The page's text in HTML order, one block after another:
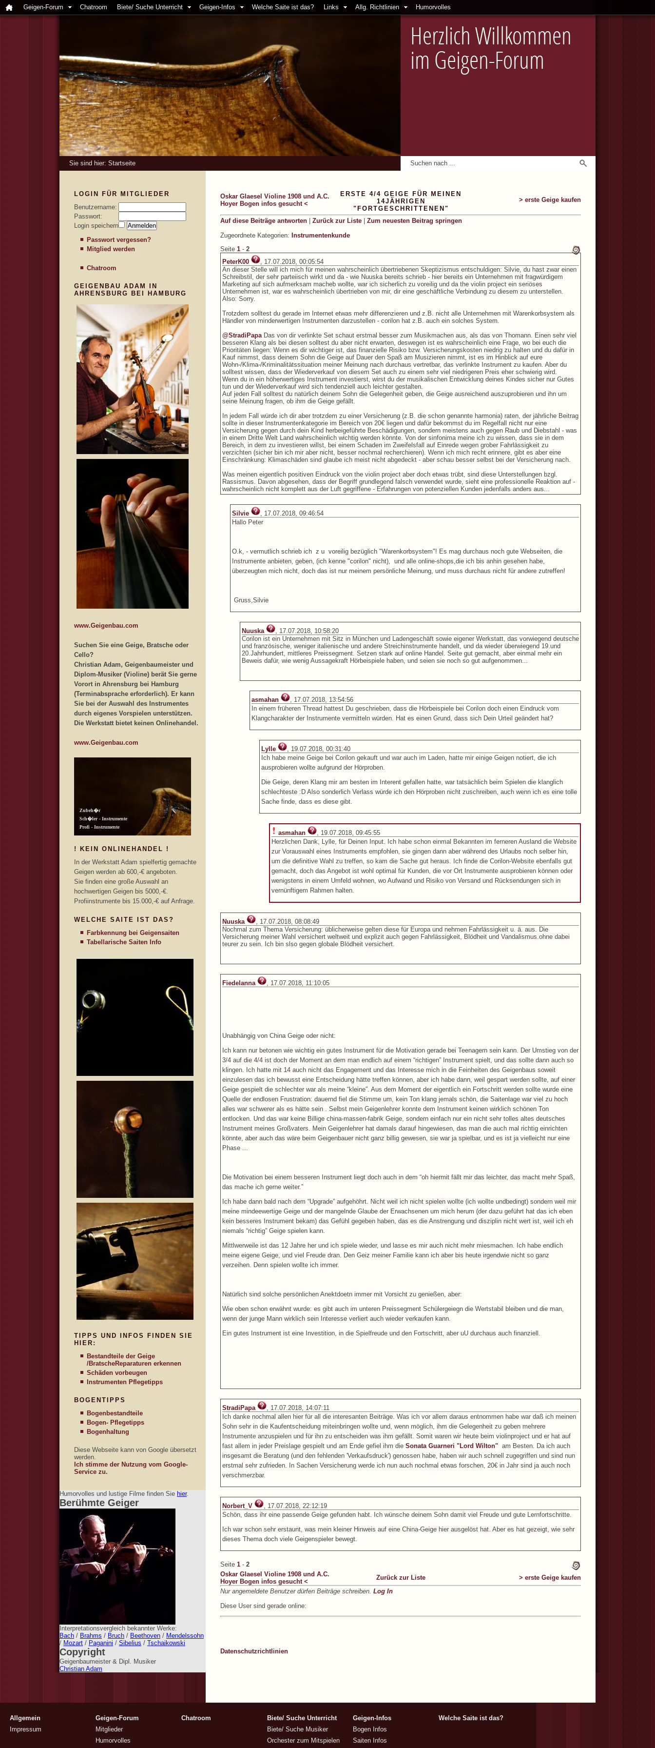
Geigen-Forum Chatroom Biete/ Suche Unterricht Geigen-Infos Welche Saite ist das? Links Allg. Richtlinien Humorvolles
Herzlich Willkommen
im Geigen-Forum
Sie sind hier: Startseite
Oskar Glaesel Violine 1908 und A.C.
Hoyer Bogen infos gesucht <
ERSTE 4/4 GEIGE FÜR MEINEN
14JÄHRIGEN
"FORTGESCHRITTENEN"
> erste Geige kaufen
Auf diese Beiträge antworten Zurück zur Liste
Zum neuesten Beitrag springen
Zugeordnete Kategorien: Instrumentenkunde
Seite 1 - 2
PeterK00
, 17.07.2018, 00:05:54
An dieser Stelle will ich mich für meinen wahrscheinlich übertriebenen Skeptizismus entschuldigen: Silvie, du hast zwar einen
Schreibstil, der sehr parteiisch wirkt und da - wie Nuuska bereits schrieb - hier bereits ein Unternehmen mit fragwürdigem
Marketing auf sich aufmerksam macheb wollte, war ich sicherlich zu voreilig und da the violin project ein seriöses
Unternehmen ist, war es wahrscheinlich übertrieben von mir, dir eine geschäftliche Verbindung zu diesem zu unterstellen.
Also: Sorry.
Trotzdem solltest du gerade im Internet etwas mehr differenzieren und z.B. nicht alle Unternehmen mit Warenkorbsystem als
Händler von minderwertigen Instrumenten darzustellen - corilon hat z.B. auch ein solches System.
@StradiPapaDas von dir verlinkte Set schaut erstmal besser zum Musikmachen aus, als das von Thomann. Einen sehr viel
besseren Klang als bei diesen solltest du aber nicht erwarten, deswegen ist es wahrscheinlich eine Frage, wo bei euch die
Prioritäten liegen: Wenn es dir wichtiger ist, das finanzielle Risiko bzw. Versicherungskosten niedrig zu halten und du dafür in
Kauf nimmst, dass deinem Sohn die Geige auf Dauer den Spaß am Musizieren nimmt, ist es im Hinblick auf eure
Wohn-/Klima-/Kriminalitätssituation meiner Meinung nach durchaus vertretbar, das verlinkte Instrument zu kaufen. Aber du
solltest wissen, dass der Wiederverkauf von diesem Set auch zu einem sehr viel niedrigeren Preis eher schwierig wird.
Wenn du in ein höherwertiges Instrument investierst, wirst du der musikalischen Entwicklung deines Kindes sicher nur Gutes
tun und der Wiederverkauf wird sich tendenziell auch leichter gestalten.
Auf jeden Fall solltest du natürlich deinem Sohn die Gelegenheit geben, die Geige ausreichend auszuprobieren und ihn um
seine Meinung fragen, ob ihm die Geige gefällt.
In jedem Fall würde ich dir aber trotzdem zu einer Versicherung (z.B. die schon genannte harmonia) raten, der jährliche Beitrag
sollte in dieser Instrumentenkategorie im Bereich von 20€ liegen und dafür bekommst du im Regelfall nicht nur eine
Versicherung gegen durch dein Kind herbeigeführte Beschädigungen, sondern meistens auch gegen Raub und Diebstahl - was
in einem Dritte Welt Land wahrscheinlich wichtig werden könnte. Von der sinfonima meine ich zu wissen, dass sie in dem
Bereich, in dem zu investieren willst, bei einem Schaden im Zweifelsfall auf Einrede wegen grober Fahrlässigkeit zu
verzichten (sicher bin ich mir aber nicht, besser nochmal recherchieren). Wenn ich mich recht erinnere, gibt es aber eine
Einschränkung: Klimaschäden sind glaube ich meist nicht abgedeckt - aber schau besser selbst bei der Versicherung nach.
Was meinen eigentlich positiven Eindruck von the violin project aber doch etwas trübt, sind diese Unterstellungen bzgl.
Rassismus. Davon abgesehen, dass der Begriff grundlegend falsch verwendet wurde, sieht eine professionelle Reaktion auf -
wahrscheinlich nicht komplett aus der Luft gegriffene - Erfahrungen von potenziellen Kunden jedenfalls anders aus...
Silvie
, 17.07.2018, 09:46:54
Hallo Peter
O.k, - vermutlich schrieb ich z u voreilig bezüglich "Warenkorbsystem"! Es mag durchaus noch gute Webseiten, die
Instrumente anbieten, geben, (ich kenne "corilon" nicht), und alle online-shops,die ich bis anhin gesehen habe,
überzeugten mich nicht, doch das ist nur meinem persönliche Meinung, und muss durchaus nicht für andere zutreffen!
Gruss,Silvie
Nuuska
, 17.07.2018, 10:58:20
Corilon ist ein Unternehmen mit Sitz in München und Ladengeschäft sowie eigener Werkstatt, das vorwiegend deutsche
und französische, weniger italienische und andere Streichinstrumente handelt, und da wieder überwiegend 19.und
20.Jahrhundert, mittleres Preissegment. Setzen stark auf online Handel. Seite gut gemacht, aber einmal mehr ein
Beweis dafür, wie wenig Aussagekraft Hörbeispiele haben, und seien sie noch so gut aufgenommen...
asmahan
, 17.07.2018, 13:54:56
In einem früheren Thread hattest Du geschrieben, dass die Hörbeispiele bei Corilon doch einen Eindruck vom
Klangcharakter der Instrumente vermitteln würden. Hat es einen Grund, dass sich Dein Urteil geändert hat?
Lylle
, 19.07.2018, 00:31:40
Ich habe meine Geige bei Corilon gekauft und war auch im Laden, hatte mir einige Geigen notiert, die ich
ausprobieren wollte aufgrund der Hörproben.
Die Geige, deren Klang mir am besten im Interent gefallen hatte, war tatsächlich beim Spielen die klanglich
schlechteste :D Also sonderlich Verlass würde ich den Hörproben nicht zuschreiben, auch wenn ich es eine tolle
Sache finde, dass es diese gibt.
asmahan
, 19.07.2018, 09:45:55
Herzlichen Dank, Lylle, für Deinen Input. Ich habe schon einmal Bekannten im ferneren Ausland die Website
zur Vorauswahl eines Instruments empfohlen, sie gingen dann aber während des Urlaubs noch selber hin,
um die definitive Wahl zu treffen, so kam die Sache gut heraus. Ich finde die Corilon-Website ebenfalls gut
gemacht, doch das Angebot ist wohl optimal für Kunden, die vor Ort Instrumente ausprobieren können oder
wenigstens in einem Umfeld wohnen, wo Aufwand und Risiko von Versand und Rücksendungen sich in
vernünftigem Rahmen halten.
Nuuska
, 17.07.2018, 08:08:49
Nochmal zum Thema Versicherung: üblicherweise gelten diese für Europa und nehmen Fahrlässigkeit u. ä. aus. Die
Versicherung meiner Wahl versichert weltweit und explizit auch gegen Fahrlässigkeit, Blödheit und Vandalismus.ohne dabei
teurer zu sein. Ich bin slso gegen globale Blödheit versichert.
Fiedelanna , 17.07.2018, 11:10:05
Unabhängig von China Geige oder nicht:
Ich kann nur betonen wie wichtig ein gutes Instrument für die Motivation gerade bei Teenagern sein kann. Der Umstieg von der
3/4 auf die 4/4 ist doch der Moment an dem man endlich auf einem “richtigen” Instrument spielt, und das sollte dann auch so
klingen. Ich hatte mit 14 auch nicht das Engagement und das Interesse mich in die Feinheiten des Geigenbaus soweit
einzulesen das ich bewusst eine Entscheidung hätte treffen können, aber ich habe dann, weil gespart werden sollte, auf einer
Geige gespielt die schlechter war als meine “kleine”. Aus dem Moment der eigentlich ein Fortschritt werden sollte wurde eine
Quelle der endlosen Frustration: dauernd fiel die Stimme um, kein Ton klang jemals schön, die Saitenlage war viel zu hoch
alles war schwerer als es hätte sein . Selbst mein Geigenlehrer konnte dem Instrument keinen wirklich schönen Ton
entlocken. Und das war keine Billige china-massen-fabrik Geige, sondern einfach nur ein nicht sehr tolles altes deutsches
Instrument meines Großvaters. Mein Geigenlehrer hat damals darauf hingewiesen, das man die auch mal richtig einrichten
könnte, aber auch das wäre beim Geigenbauer nicht ganz billig gewesen, sie war ja spielbar, und es ist ja vielleicht nur eine
Phase ...
Die Motivation bei einem besseren Instrument liegt doch auch in dem “oh hiermit fällt mir das leichter, das macht mehr Spaß,
das mache ich gerne weiter.”
Ich habe dann bald nach dem “Upgrade” aufgehöhrt. Nicht weil ich nicht spielen wollte (ich wollte undbedingt) sondern weil mir
meine mindeewertige Geige und der mangelnde Glaube der Erwachsenen um mich herum (der dazu geführt hat das ich eben
kein besseres Instrument bekam) das Gefühl gegeben haben, das es die Anstrengung und disziplin nicht wert ist, weil ich eh
niemals “richtig” Geige spielen kann.
Mittlwerweile ist das 12 Jahre her und ich spiele wieder, und lasse es mir auch nicht mehr miesmachen. Ich habe endlich
meine eigene Geige, und viel Freude dran. Den Geiz meiner Familie kann ich aber bis heute irgendwie nicht so ganz
verzeihen. Denn spielen wollte ich immer.
Natürlich sind solche persönlichen Anektdoetn immer mit Vorsicht zu genießen, aber:
Wie oben schon erwähnt wurde: es gibt auch im unteren Preissegment Schülergeiegn die Wertstabil bleiben und die man,
wenn der junge Mann wirklich sein Interesse verliert auch wieder verkaufen kann.
Ein gutes Instrument ist eine Investition, in die Spielfreude und den Fortschritt, aber uU durchaus auch finanziell.
StradiPapa
, 17.07.2018, 14:07:11
Ich danke nochmal allen hier für all die interesanten Beiträge. Was ich vor allem daraus entnommen habe war daß ich meinen
Sohn sehr in die Kaufentscheidung miteinbringen wollte und, wenn möglich, ihm die Gelegenheit zu geben mehrere
Instrumente anzuspielen und für ihn zu entscheiden was ihm gefällt. Somit waren wir heute beim violinproject und er hat auf
fast allem in jeder Preislage gespielt und am Ende gefiel ihm die Sonata Guarneri "Lord Wilton" am Besten. Da ich auch
insgesamt die Beratung (und den fehlenden 'Verkaufsdruck') genossen habe, haben wir auch schnell zugegriffen und sind nun
erstmal sehr zufrieden. In Sachen Versicherung werde ich nun auch nochmal etwas forschen, 20€ in Jahr sind ja auch noch
verschmerzbar.
Norbert_V
, 17.07.2018, 22:12:19
Schön, dass ihr eine passende Geige gefunden habt. Ich wünsche deinem Sohn damit viel Freude und gute Lernfortschritte.
Ich war schon sehr erstaunt, was mein kleiner Hinweis auf eine China-Geige hier ausgelöst hat. Aber es hat gezeigt, wie sehr
dieses Thema doch viele Geigenspieler bewegt.
Seite 1 - 2
Oskar Glaesel Violine 1908 und A.C.
Hoyer Bogen infos gesucht <
Zurück zur Liste
> erste Geige kaufen
Nur angemeldete Benutzer dürfen Beiträge schreiben. Log In
Diese User sind gerade online:
Datenschutzrichtlinien
LOGIN FÜR MITGLIEDER
Benutzername:
Passwort:
Login speichern
Passwort vergessen?
Mitglied werden
Chatroom
GEIGENBAU ADAM IN
AHRENSBURG BEI HAMBURG
www.Geigenbau.com
Suchen Sie eine Geige, Bratsche oder
Cello?
Christian Adam, Geigenbaumeister und
Diplom-Musiker (Violine) berät Sie gerne
Vorort in Ahrensburg bei Hamburg
(Terminabsprache erforderlich). Er kann
Sie bei der Auswahl des Instrumentes
durch eigenes Vorspielen unterstützen.
Die Werkstatt bietet keinen Onlinehandel.
www.Geigenbau.com
! KEIN ONLINEHANDEL !
In der Werkstatt Adam spielfertig gemachte
Geigen werden ab 600,-€ angeboten.
Sie finden eine große Auswahl an
hochwertigen Geigen bis 5000,-€.
Profiinstrumente bis 15.000,-€ auf Anfrage.
WELCHE SAITE IST DAS?
Farbkennung bei Geigensaiten
Tabellarische Saiten Info
TIPPS UND INFOS FINDEN SIE
HIER:
Bestandteile der Geige
/BratscheReparaturen erkennen
Schäden vorbeugen
Instrumenten Pflegetipps
BOGENTIPPS
Bogenbestandteile
Bogen- Pflegetipps
Bogenhaltung
Diese Webseite kann von Google übersetzt
werden.
Ich stimme der Nutzung vom Google-
Service zu.
Humorvolles und lustige Filme finden Sie hier.
Berühmte Geiger
Interpretationsvergleich bekannter Werke:
Bach / Brahms / Bruch / Beethoven / Mendelssohn
/ Mozart / Paganini / Sibelius / Tschaikowski
Copyright
Geigenbaumeister & Dipl. Musiker
Christian Adam
Allgemein
Impressum
Geigen-Forum
Mitglieder
Humorvolles
Chatroom
Biete/ Suche Unterricht
Biete/ Suche Musiker
Orchester zum Mitspielen
Geigen-Infos
Bogen Infos
Saiten Infos
Welche Saite ist das?